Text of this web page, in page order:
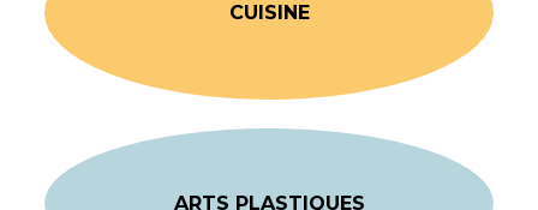
CUISINE
ARTS PLASTIQUES